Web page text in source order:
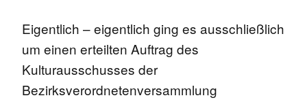
Eigentlich – eigentlich ging es ausschließlich
um einen erteilten Auftrag des
Kulturausschusses der
Bezirksverordnetenversammlung